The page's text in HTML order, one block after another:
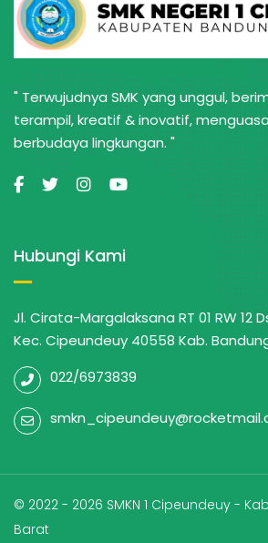
" Terwujudnya SMK yang unggul,
terampil, kreatif & inovatif,
berbudaya lingkungan. "
Hubungi Kami
Jl. Cirata-Margalaksana RT 01 RW 12
Kec. Cipeundeuy 40558 Kab.
022/6973839
© 2022 - 2026 SMKN 1 Cipeundeuy -
Barat